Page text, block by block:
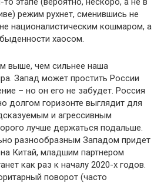
режим рухнет, сменившись не
националистическим кошмаром, а
хаосом.
выше, чем сильнее наша
Запад может простить России
– но он его не забудет. Россия
долгом горизонте выглядит для
и агрессивным
лучше держаться подальше.
разнообразным Западом придет
Китай, младшим партнером
как раз к началу 2020-х годов.
поворот (часто